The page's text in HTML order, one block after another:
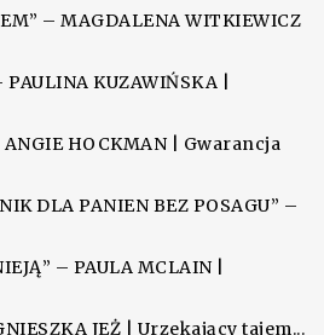
– MAGDALENA WITKIEWICZ
KUZAWIŃSKA |
ANGIE HOCKMAN | Gwarancja
DLA PANIEN BEZ POSAGU” –
– PAULA MCLAIN |
JEŻ | Urzekający tajem...